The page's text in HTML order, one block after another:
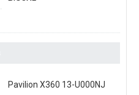
Pavilion X360 13-U000NJ